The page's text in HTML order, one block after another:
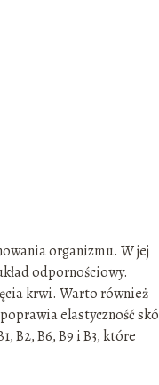
organizmu. W jej
odpornościowy.
krwi. Warto również
elastyczność
B2, B6, B9 i B3, które